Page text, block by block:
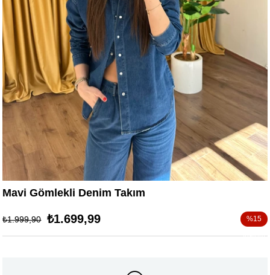
Mavi Gömlekli Denim Takım
₺1.999,90 ₺1.699,99 %15
İndirim